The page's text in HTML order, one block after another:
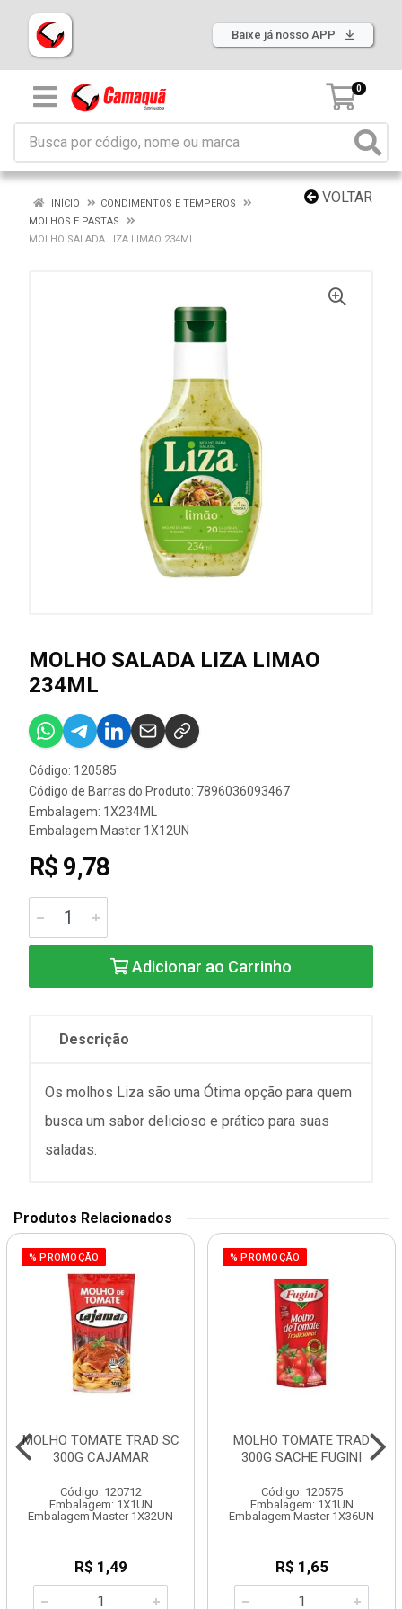
Baixe já nosso APP
0
VOLTAR
INÍCIO
CONDIMENTOS E TEMPEROS
MOLHOS E PASTAS
MOLHO SALADA LIZA LIMAO 234ML
MOLHO SALADA LIZA LIMAO
234ML
Código: 120585
Código de Barras do Produto: 7896036093467
Embalagem: 1X234ML
Embalagem Master 1X12UN
R$ 9,78
Adicionar ao Carrinho
Descrição
Os molhos Liza são uma Ótima opção para quem
busca um sabor delicioso e prático para suas
saladas.
Produtos Relacionados
% PROMOÇÃO
MOLHO TOMATE TRAD SC
300G CAJAMAR
Código: 120712
Embalagem: 1X1UN
Embalagem Master 1X32UN
R$ 1,49
% PROMOÇÃO
MOLHO TOMATE TRAD
300G SACHE FUGINI
Código: 120575
Embalagem: 1X1UN
Embalagem Master 1X36UN
R$ 1,65